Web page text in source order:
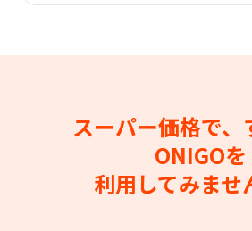
スーパー価格で、
ONIGOを
利用してみませ